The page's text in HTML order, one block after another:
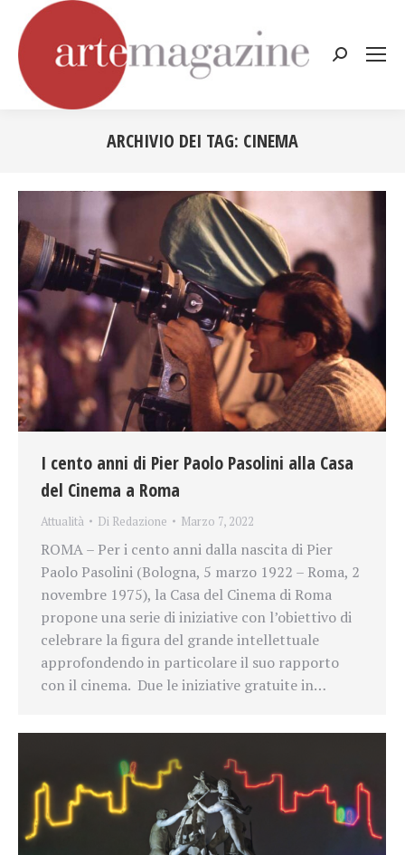
Cerca:
ARCHIVIO DEI TAG: CINEMA
I cento anni di Pier Paolo Pasolini alla Casa
del Cinema a Roma
Attualità Di Redazione Marzo 7, 2022
ROMA – Per i cento anni dalla nascita di Pier
Paolo Pasolini (Bologna, 5 marzo 1922 – Roma, 2
novembre 1975), la Casa del Cinema di Roma
propone una serie di iniziative con l’obiettivo di
celebrare la figura del grande intellettuale
approfondendo in particolare il suo rapporto
con il cinema. Due le iniziative gratuite in…